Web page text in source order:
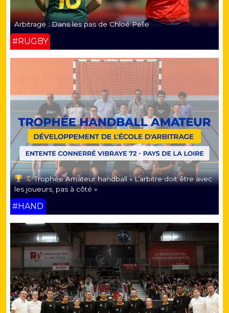
Arbitrage : Dans les pas de Chloé Pelle
#RUGBY
Trophée Amateur handball « L’arbitre doit être avec
les joueurs, pas à côté »
#HAND